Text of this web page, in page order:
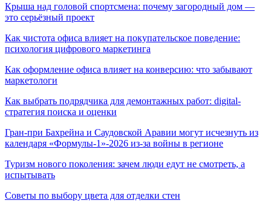
Крыша над головой спортсмена: почему загородный дом —
это серьёзный проект
Как чистота офиса влияет на покупательское поведение:
психология цифрового маркетинга
Как оформление офиса влияет на конверсию: что забывают
маркетологи
Как выбрать подрядчика для демонтажных работ: digital-
стратегия поиска и оценки
Гран-при Бахрейна и Саудовской Аравии могут исчезнуть из
календаря «Формулы-1»-2026 из-за войны в регионе
Туризм нового поколения: зачем люди едут не смотреть, а
испытывать
Советы по выбору цвета для отделки стен